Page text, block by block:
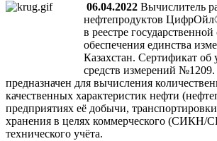
06.04.2022 Вычислитель
нефтепродуктов
в реестре
обеспечения единства
Казахстан. Сертификат об
средств измерений
предназначен для вычисления
качественных характеристик нефти
предприятиях её добычи,
хранения в целях коммерческого
технического учёта.